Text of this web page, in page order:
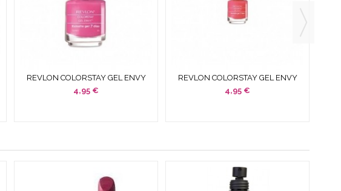
REVLON COLORSTAY GEL ENVY
020 ROSA PASIÓN 15 ML
4,95 €
REVLON COLORSTAY GEL ENVY
090 ROSA CHIC 15 ML
4,95 €